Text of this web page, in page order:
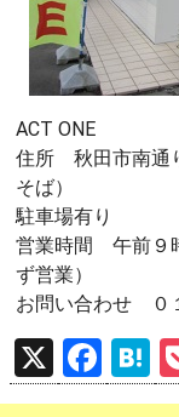
ACT ONE
住所 秋田市南通
そば）
駐車場有り
営業時間 午前９
ず営業）
お問い合わせ ０
X
F
a
H